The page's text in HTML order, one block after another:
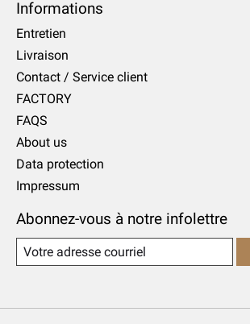
Informations
Entretien
Livraison
Contact / Service client
FACTORY
FAQS
About us
Data protection
Impressum
Abonnez-vous à notre infolettre